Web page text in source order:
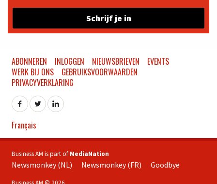
Schrijf je in
ABONNEREN INLOGGEN NIEUWSBRIEVEN
EVENTS
WERK BIJ ONS
GEBRUIKSVOORWAARDEN
PRIVACYVERKLARING
Français
Business AM is part of MediaNation
Newsmonkey (NL) Newsmonkey (FR) Goodbye